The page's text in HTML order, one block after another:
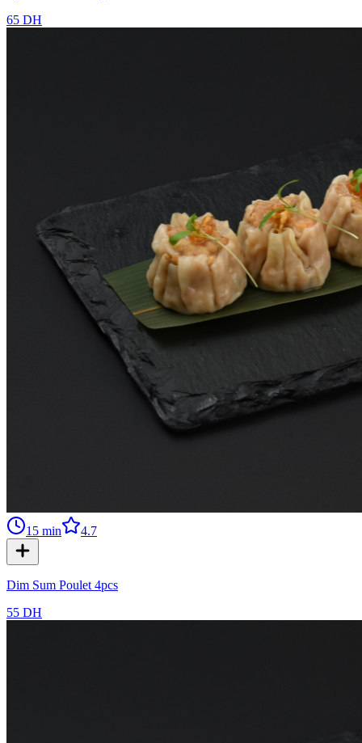
65 DH
15 min 4.7
Dim Sum Poulet 4pcs
55 DH